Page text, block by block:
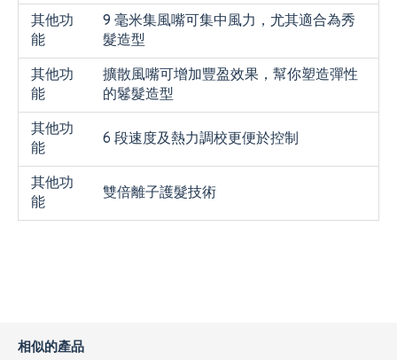
其他功
能
9 毫米集風嘴可集中風力，尤其適合為秀
髮造型
其他功
能
擴散風嘴可增加豐盈效果，幫你塑造彈性
的鬈髮造型
其他功
能
6 段速度及熱力調校更便於控制
其他功
能
雙倍離子護髮技術
相似的產品